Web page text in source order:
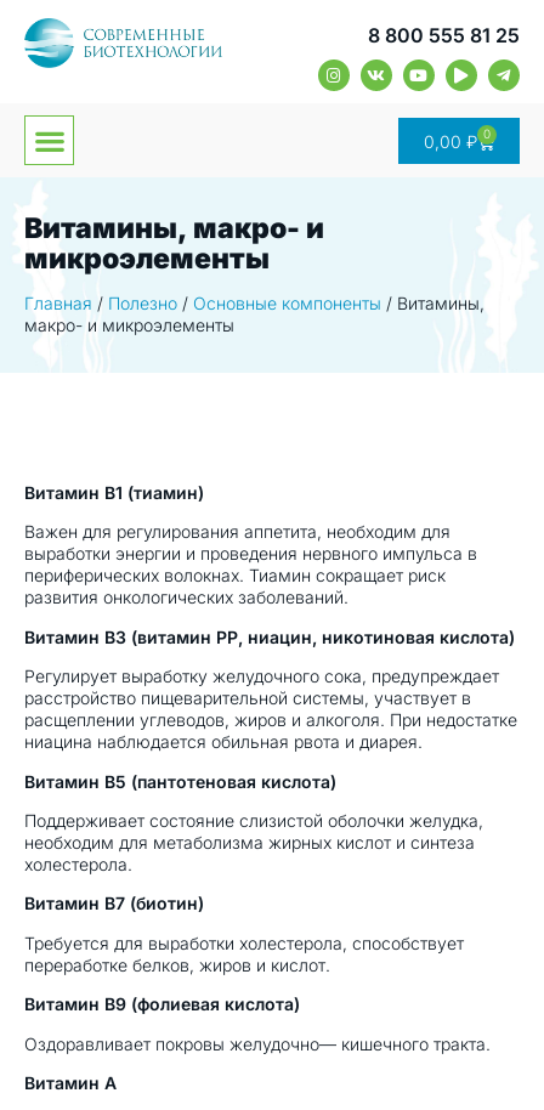
8 800 555 81 25
0,00 ₽ 0
Витамины, макро- и
микроэлементы
Главная / Полезно / Основные компоненты / Витамины,
макро- и микроэлементы
Витамин В1 (тиамин)
Важен для регулирования аппетита, необходим для
выработки энергии и проведения нервного импульса в
периферических волокнах. Тиамин сокращает риск
развития онкологических заболеваний.
Витамин В3 (витамин РР, ниацин, никотиновая кислота)
Регулирует выработку желудочного сока, предупреждает
расстройство пищеварительной системы, участвует в
расщеплении углеводов, жиров и алкоголя. При недостатке
ниацина наблюдается обильная рвота и диарея.
Витамин В5 (пантотеновая кислота)
Поддерживает состояние слизистой оболочки желудка,
необходим для метаболизма жирных кислот и синтеза
холестерола.
Витамин B7 (биотин)
Требуется для выработки холестерола, способствует
переработке белков, жиров и кислот.
Витамин В9 (фолиевая кислота)
Оздоравливает покровы желудочно— кишечного тракта.
Витамин А